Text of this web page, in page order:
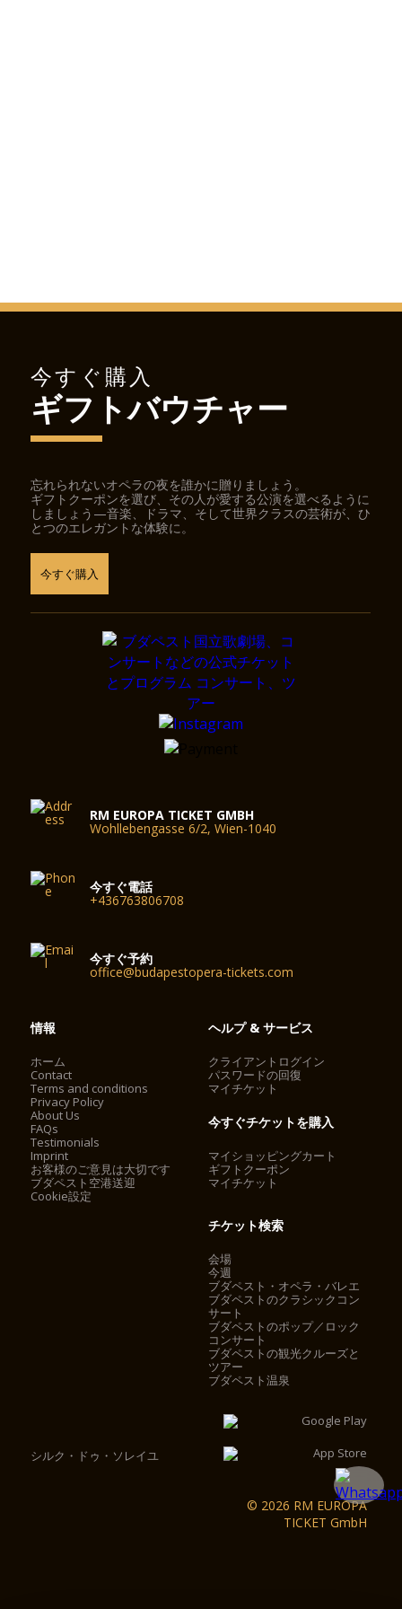
今すぐ購入
ギフトバウチャー
忘れられないオペラの夜を誰かに贈りましょう。
ギフトクーポンを選び、その人が愛する公演を選べるように
しましょう—音楽、ドラマ、そして世界クラスの芸術が、ひ
とつのエレガントな体験に。
今すぐ購入
RM EUROPA TICKET GMBH
Wohllebengasse 6/2, Wien-1040
今すぐ電話
+436763806708
今すぐ予約
office@budapestopera-tickets.com
情報
ホーム
Contact
Terms and conditions
Privacy Policy
About Us
FAQs
Testimonials
Imprint
お客様のご意見は大切です
ブダペスト空港送迎
Cookie設定
ヘルプ & サービス
クライアントログイン
パスワードの回復
マイチケット
今すぐチケットを購入
マイショッピングカート
ギフトクーポン
マイチケット
チケット検索
会場
今週
ブダペスト・オペラ・バレエ
ブダペストのクラシックコン
サート
ブダペストのポップ／ロック
コンサート
ブダペストの観光クルーズと
ツアー
ブダペスト温泉
シルク・ドゥ・ソレイユ
© 2026 RM EUROPA
TICKET GmbH